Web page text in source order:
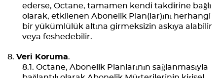
ederse, Octane, tamamen kendi takdirine bağlı
olarak, etkilenen Abonelik Plan(lar)ını herhangi
bir yükümlülük altına girmeksizin askıya alabilir
veya feshedebilir.
Veri Koruma.
Octane, Abonelik Planlarının sağlanmasıyla